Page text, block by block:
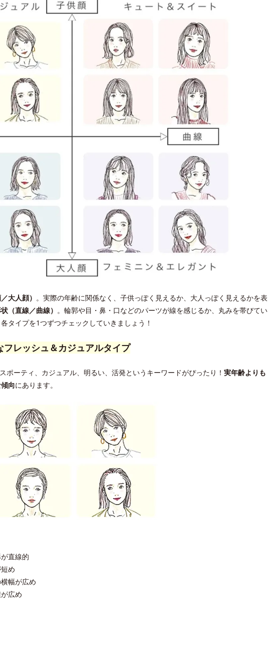
大人顔） 。実際の年齢に関係なく、子供っぽく見えるか、大人っぽく見えるかを表
（直線／曲線） 。輪郭や目・鼻・口などのパーツが線を感じるか、丸みを帯びてい
タイプを1つずつチェックしていきましょう！
レッシュ＆カジュアルタイプ
ポーティ、カジュアル、明るい、活発というキーワードがぴったり！ 実年齢よりも
向にあります。
直線的
め
幅が広め
広め